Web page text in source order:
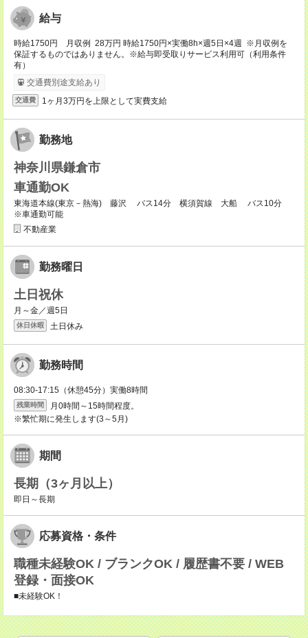
給与
時給1750円 月収例 28万円 時給1750円×実働8h×週5日×4週 ※月収例を
保証するものではありません。※給与即受取りサービス利用可（利用条件
有）
交通費別途支給あり
交通費 1ヶ月3万円を上限として実費支給
勤務地
神奈川県鎌倉市
車通勤OK
東海道本線(東京－熱海) 藤沢 バス14分 横須賀線 大船 バス10分
※車通勤可能
不動産業
勤務曜日
土日祝休
月～金／週5日
休日休暇 土日休み
勤務時間
08:30-17:15（休憩45分）実働8時間
残業時間
月0時間～15時間程度。
※繁忙期に発生します(3～5月)
期間
長期（3ヶ月以上）
即日～長期
応募資格・条件
職種未経験OK / ブランクOK / 履歴書不要 / WEB
登録・面接OK
■未経験OK！